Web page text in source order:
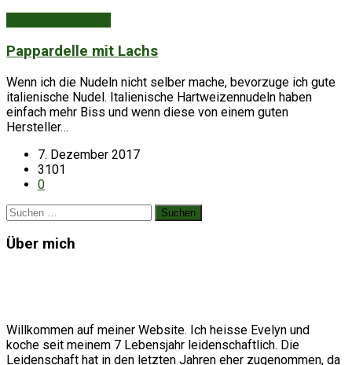
Pappardelle mit Lachs
Wenn ich die Nudeln nicht selber mache, bevorzuge ich gute
italienische Nudel. Italienische Hartweizennudeln haben
einfach mehr Biss und wenn diese von einem guten
Hersteller…
7. Dezember 2017
3101
0
Suchen
nach:
Über mich
Willkommen auf meiner Website. Ich heisse Evelyn und
koche seit meinem 7 Lebensjahr leidenschaftlich. Die
Leidenschaft hat in den letzten Jahren eher zugenommen, da